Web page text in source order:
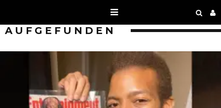
AUFGEFUNDEN